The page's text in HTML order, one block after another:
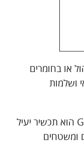
או בחומרים
ושלמות
תכשיר החיטוי Green & Clean SK הוא תכשיר יעיל
ומשטחים